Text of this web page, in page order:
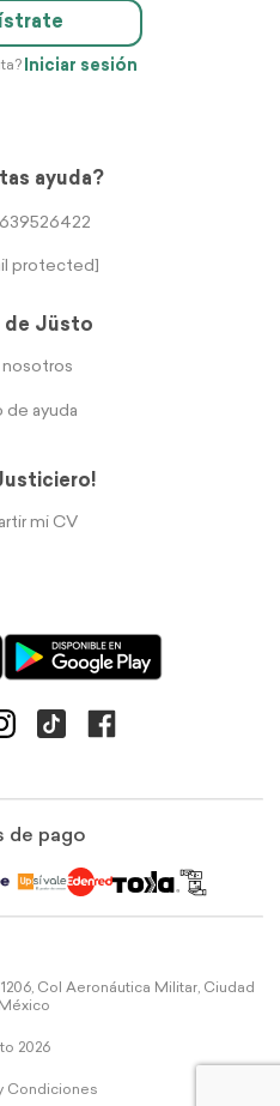
Iniciar sesión
ayuda?
protected]
de Jüsto
de ayuda
mi CV
de pago
Col Aeronáutica Militar, Ciudad
2026
Condiciones